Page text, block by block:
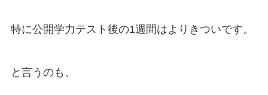
特に公開学力テスト後の1週間はよりきついです。
と言うのも、